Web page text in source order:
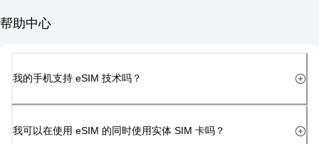
帮助中心
我的手机支持 eSIM 技术吗？
我可以在使用 eSIM 的同时使用实体 SIM 卡吗？